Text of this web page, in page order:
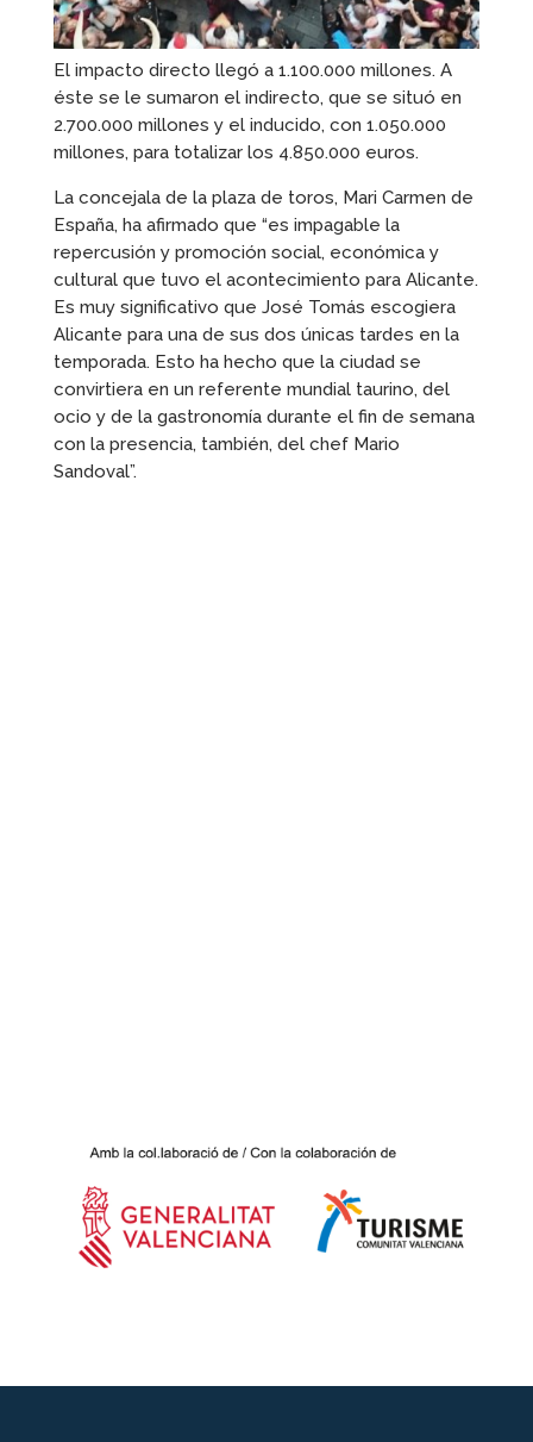
El impacto directo llegó a 1.100.000 millones. A
éste se le sumaron el indirecto, que se situó en
2.700.000 millones y el inducido, con 1.050.000
millones, para totalizar los 4.850.000 euros.
La concejala de la plaza de toros, Mari Carmen de
España, ha afirmado que “es impagable la
repercusión y promoción social, económica y
cultural que tuvo el acontecimiento para Alicante.
Es muy significativo que José Tomás escogiera
Alicante para una de sus dos únicas tardes en la
temporada. Esto ha hecho que la ciudad se
convirtiera en un referente mundial taurino, del
ocio y de la gastronomía durante el fin de semana
con la presencia, también, del chef Mario
Sandoval”.